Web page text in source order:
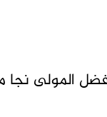
المولى